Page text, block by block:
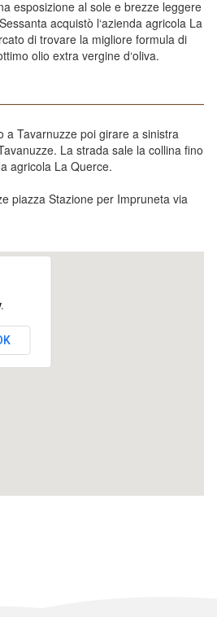
esposizione al sole e brezze leggere
acquistò l‘azienda agricola La
di trovare la migliore formula di
olio extra vergine d‘oliva.
a Tavarnuzze poi girare a sinistra
La strada sale la collina fino
agricola La Querce.
piazza Stazione per Impruneta via